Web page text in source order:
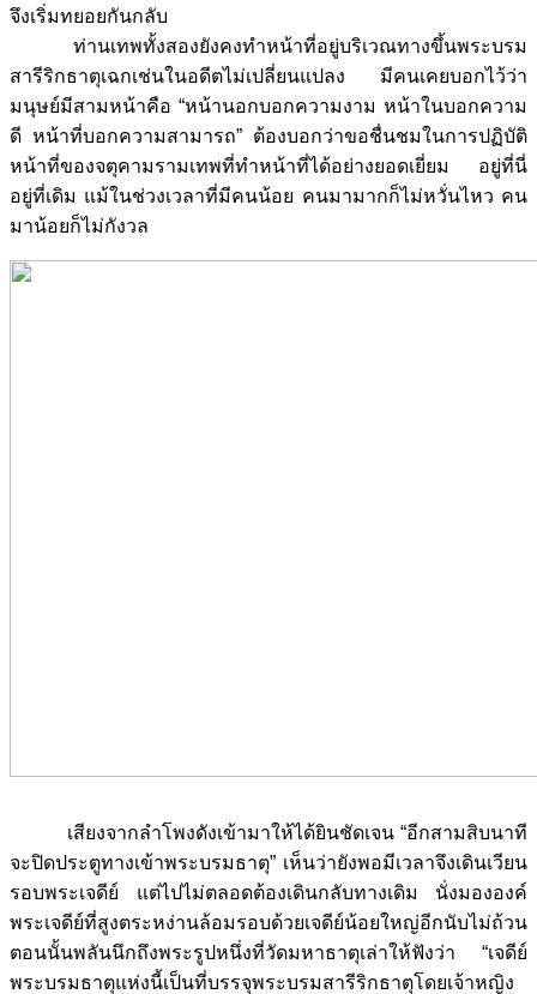
จึงเริ่มทยอยกันกลับ
ท่านเทพทั้งสองยังคงทำหน้าที่อยู่บริเวณทางขึ้นพระบรม
สารีริกธาตุเฉกเช่นในอดีตไม่เปลี่ยนแปลง มีคนเคยบอกไว้ว่า
มนุษย์มีสามหน้าคือ “หน้านอกบอกความงาม หน้าในบอกความ
ดี หน้าที่บอกความสามารถ” ต้องบอกว่าขอชื่นชมในการปฏิบัติ
หน้าที่ของจตุคามรามเทพที่ทำหน้าที่ได้อย่างยอดเยี่ยม อยู่ที่นี่
อยู่ที่เดิม แม้ในช่วงเวลาที่มีคนน้อย คนมามากก็ไม่หวั่นไหว คน
มาน้อยก็ไม่กังวล
เสียงจากลำโพงดังเข้ามาให้ได้ยินชัดเจน “อีกสามสิบนาที
จะปิดประตูทางเข้าพระบรมธาตุ” เห็นว่ายังพอมีเวลาจึงเดินเวียน
รอบพระเจดีย์ แต่ไปไม่ตลอดต้องเดินกลับทางเดิม นั่งมององค์
พระเจดีย์ที่สูงตระหง่านล้อมรอบด้วยเจดีย์น้อยใหญ่อีกนับไม่ถ้วน
ตอนนั้นพลันนึกถึงพระรูปหนึ่งที่วัดมหาธาตุเล่าให้ฟังว่า “เจดีย์
พระบรมธาตุแห่งนี้เป็นที่บรรจุพระบรมสารีริกธาตุโดยเจ้าหญิง